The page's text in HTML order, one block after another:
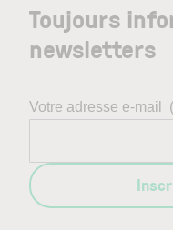
Toujours
newsletters
Votre adresse e-mail